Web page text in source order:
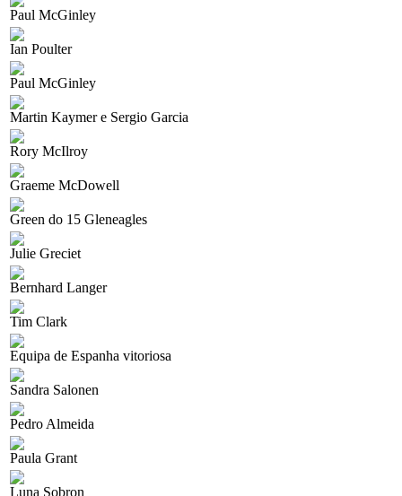
Paul McGinley
Ian Poulter
Paul McGinley
Martin Kaymer e Sergio Garcia
Rory McIlroy
Graeme McDowell
Green do 15 Gleneagles
Julie Greciet
Bernhard Langer
Tim Clark
Equipa de Espanha vitoriosa
Sandra Salonen
Pedro Almeida
Paula Grant
Luna Sobron